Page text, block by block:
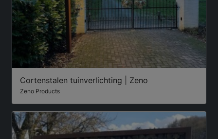
Cortenstalen tuinverlichting | Zeno
Zeno Products